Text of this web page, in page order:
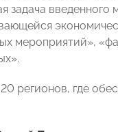
задача введенного
мероприятий»,
регионов, где